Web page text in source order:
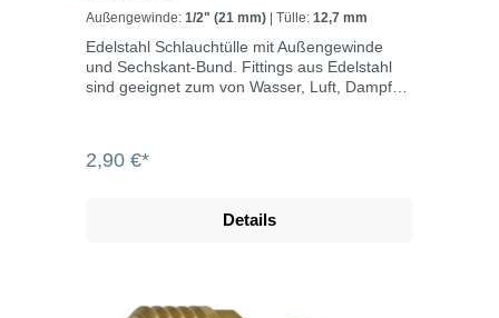
Außengewinde: 1/2" (21 mm) | Tülle: 12,7 mm
Edelstahl Schlauchtülle mit Außengewinde
und Sechskant-Bund. Fittings aus Edelstahl
sind geeignet zum von Wasser, Luft, Dampf
Edelstahlfittings sind aus sehr hartem und
und korrosionsbeständig und durch ihre guten
abgedichtet.
2,90 €*
Details